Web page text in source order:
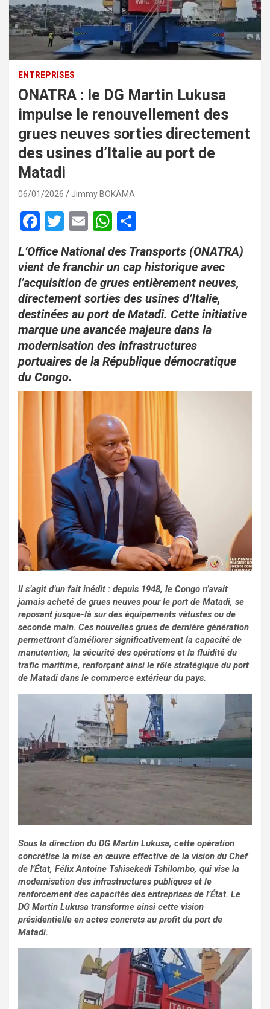
ENTREPRISES
ONATRA : le DG Martin Lukusa
impulse le renouvellement des
grues neuves sorties directement
des usines d’Italie au port de
Matadi
06/01/2026 Jimmy BOKAMA
F
a
ce
b
o
o
k
T
wi
tt
er
E
m
ail
W
h
at
s
A
p
p
ta
g
er
L’Office National des Transports (ONATRA)
vient de franchir un cap historique avec
l’acquisition de grues entièrement neuves,
directement sorties des usines d’Italie,
destinées au port de Matadi. Cette initiative
marque une avancée majeure dans la
modernisation des infrastructures
portuaires de la République démocratique
du Congo.
Il s’agit d’un fait inédit : depuis 1948, le Congo n’avait
jamais acheté de grues neuves pour le port de Matadi, se
reposant jusque-là sur des équipements vétustes ou de
seconde main. Ces nouvelles grues de dernière génération
permettront d’améliorer significativement la capacité de
manutention, la sécurité des opérations et la fluidité du
trafic maritime, renforçant ainsi le rôle stratégique du port
de Matadi dans le commerce extérieur du pays.
Sous la direction du DG Martin Lukusa, cette opération
concrétise la mise en œuvre effective de la vision du Chef
de l’État, Félix Antoine Tshisekedi Tshilombo, qui vise la
modernisation des infrastructures publiques et le
renforcement des capacités des entreprises de l’État. Le
DG Martin Lukusa transforme ainsi cette vision
présidentielle en actes concrets au profit du port de
Matadi.